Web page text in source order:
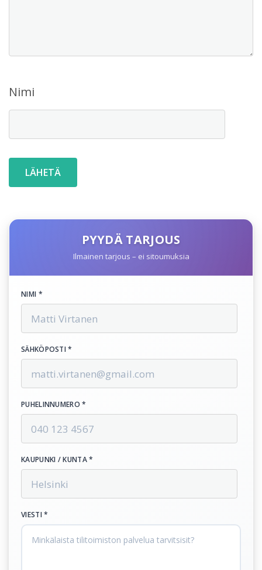
Nimi
PYYDÄ TARJOUS
Ilmainen tarjous – ei sitoumuksia
NIMI *
SÄHKÖPOSTI *
PUHELINNUMERO *
KAUPUNKI / KUNTA *
VIESTI *